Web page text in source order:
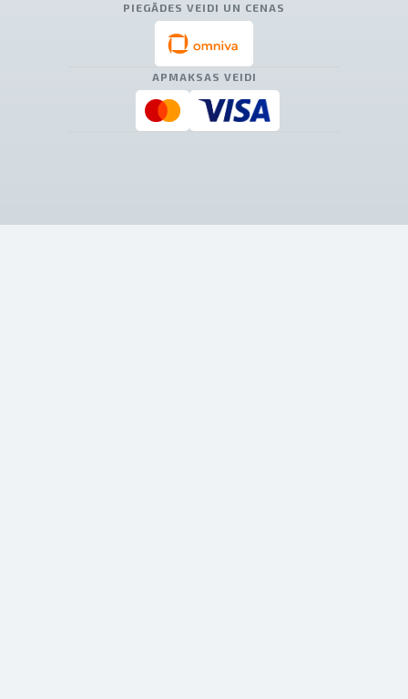
PIEGĀDES VEIDI UN CENAS
APMAKSAS VEIDI